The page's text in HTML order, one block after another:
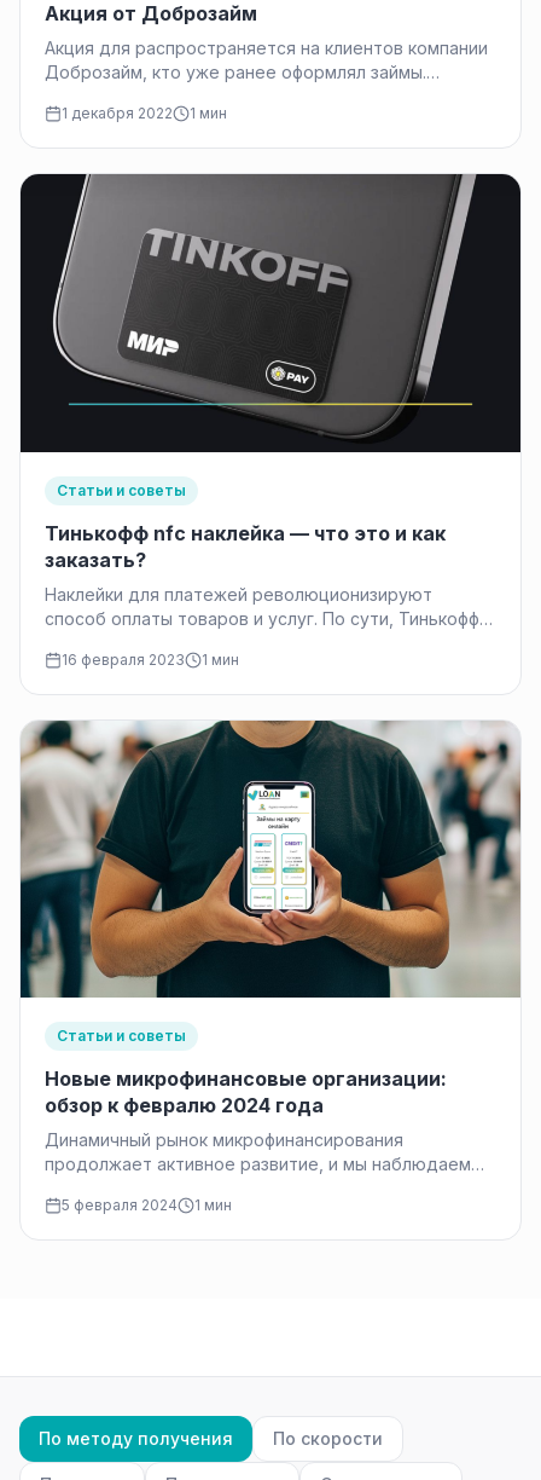
Акция от Доброзайм
Акция для распространяется на клиентов компании
Доброзайм, кто уже ранее оформлял займы.
1 декабря 2022 1 мин
Статьи и советы
Тинькофф nfc наклейка — что это и как
заказать?
Наклейки для платежей революционизируют
способ оплаты товаров и услуг. По сути, Тинькофф
выпускаемая банком…
16 февраля 2023 1 мин
Статьи и советы
Новые микрофинансовые организации:
обзор к февралю 2024 года
Динамичный рынок микрофинансирования
продолжает активное развитие, и мы наблюдаем
новым микрофинансовым компаниям…
5 февраля 2024 1 мин
По методу получения По скорости